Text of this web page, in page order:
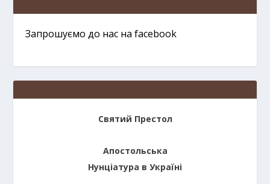
Запрошуємо до нас на facebook
Святий Престол
Апостольська
Нунціатура в Україні